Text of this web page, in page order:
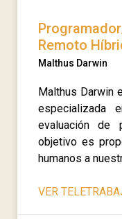
Remoto
Malthus Darwin
Malthus Darwin
especializada
evaluación de
objetivo es
humanos a
VER